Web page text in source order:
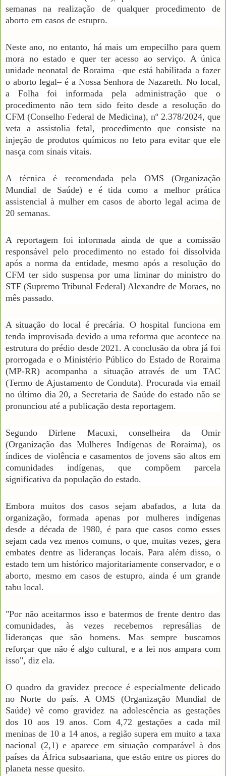
semanas na realização de qualquer procedimento de
aborto em casos de estupro.
Neste ano, no entanto, há mais um empecilho para quem
mora no estado e quer ter acesso ao serviço. A única
unidade neonatal de Roraima –que está habilitada a fazer
o aborto legal– é a Nossa Senhora de Nazareth. No local,
a Folha foi informada pela administração que o
procedimento não tem sido feito desde a resolução do
CFM (Conselho Federal de Medicina), nº 2.378/2024, que
veta a assistolia fetal, procedimento que consiste na
injeção de produtos químicos no feto para evitar que ele
nasça com sinais vitais.
A técnica é recomendada pela OMS (Organização
Mundial de Saúde) e é tida como a melhor prática
assistencial à mulher em casos de aborto legal acima de
20 semanas.
A reportagem foi informada ainda de que a comissão
responsável pelo procedimento no estado foi dissolvida
após a norma da entidade, mesmo após a resolução do
CFM ter sido suspensa por uma liminar do ministro do
STF (Supremo Tribunal Federal) Alexandre de Moraes, no
mês passado.
A situação do local é precária. O hospital funciona em
tenda improvisada devido a uma reforma que acontece na
estrutura do prédio desde 2021. A conclusão da obra já foi
prorrogada e o Ministério Público do Estado de Roraima
(MP-RR) acompanha a situação através de um TAC
(Termo de Ajustamento de Conduta). Procurada via email
no último dia 20, a Secretaria de Saúde do estado não se
pronunciou até a publicação desta reportagem.
Segundo Dirlene Macuxi, conselheira da Omir
(Organização das Mulheres Indígenas de Roraima), os
índices de violência e casamentos de jovens são altos em
comunidades indígenas, que compõem parcela
significativa da população do estado.
Embora muitos dos casos sejam abafados, a luta da
organização, formada apenas por mulheres indígenas
desde a década de 1980, é para que casos como esses
sejam cada vez menos comuns, o que, muitas vezes, gera
embates dentre as lideranças locais. Para além disso, o
estado tem um histórico majoritariamente conservador, e o
aborto, mesmo em casos de estupro, ainda é um grande
tabu local.
"Por não aceitarmos isso e batermos de frente dentro das
comunidades, às vezes recebemos represálias de
lideranças que são homens. Mas sempre buscamos
reforçar que não é algo cultural, e a lei nos ampara com
isso", diz ela.
O quadro da gravidez precoce é especialmente delicado
no Norte do país. A OMS (Organização Mundial de
Saúde) vê como gravidez na adolescência as gestações
dos 10 aos 19 anos. Com 4,72 gestações a cada mil
meninas de 10 a 14 anos, a região supera em muito a taxa
nacional (2,1) e aparece em situação comparável à dos
países da África subsaariana, que estão entre os piores do
planeta nesse quesito.